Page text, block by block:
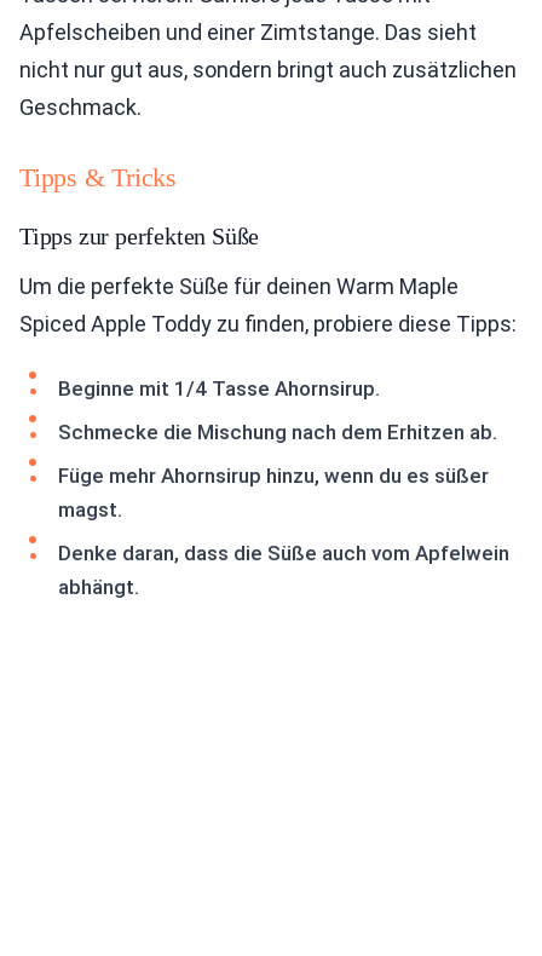
Apfelscheiben und einer Zimtstange. Das sieht
nicht nur gut aus, sondern bringt auch zusätzlichen
Geschmack.
Tipps & Tricks
Tipps zur perfekten Süße
Um die perfekte Süße für deinen Warm Maple
Spiced Apple Toddy zu finden, probiere diese Tipps:
Beginne mit 1/4 Tasse Ahornsirup.
Schmecke die Mischung nach dem Erhitzen ab.
Füge mehr Ahornsirup hinzu, wenn du es süßer
magst.
Denke daran, dass die Süße auch vom Apfelwein
abhängt.